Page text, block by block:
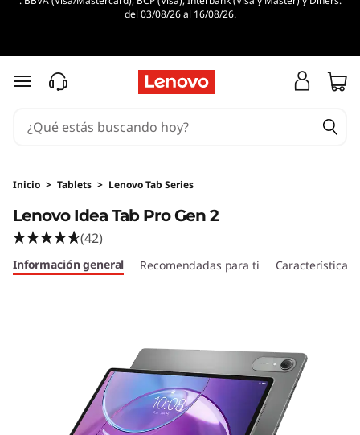
del 03/08/26 al 16/08/26.
Ir al contenido principal
Inicio > Tablets > Lenovo Tab Series
Lenovo Idea Tab Pro Gen 2
(42)
Información general Recomendadas para ti Características